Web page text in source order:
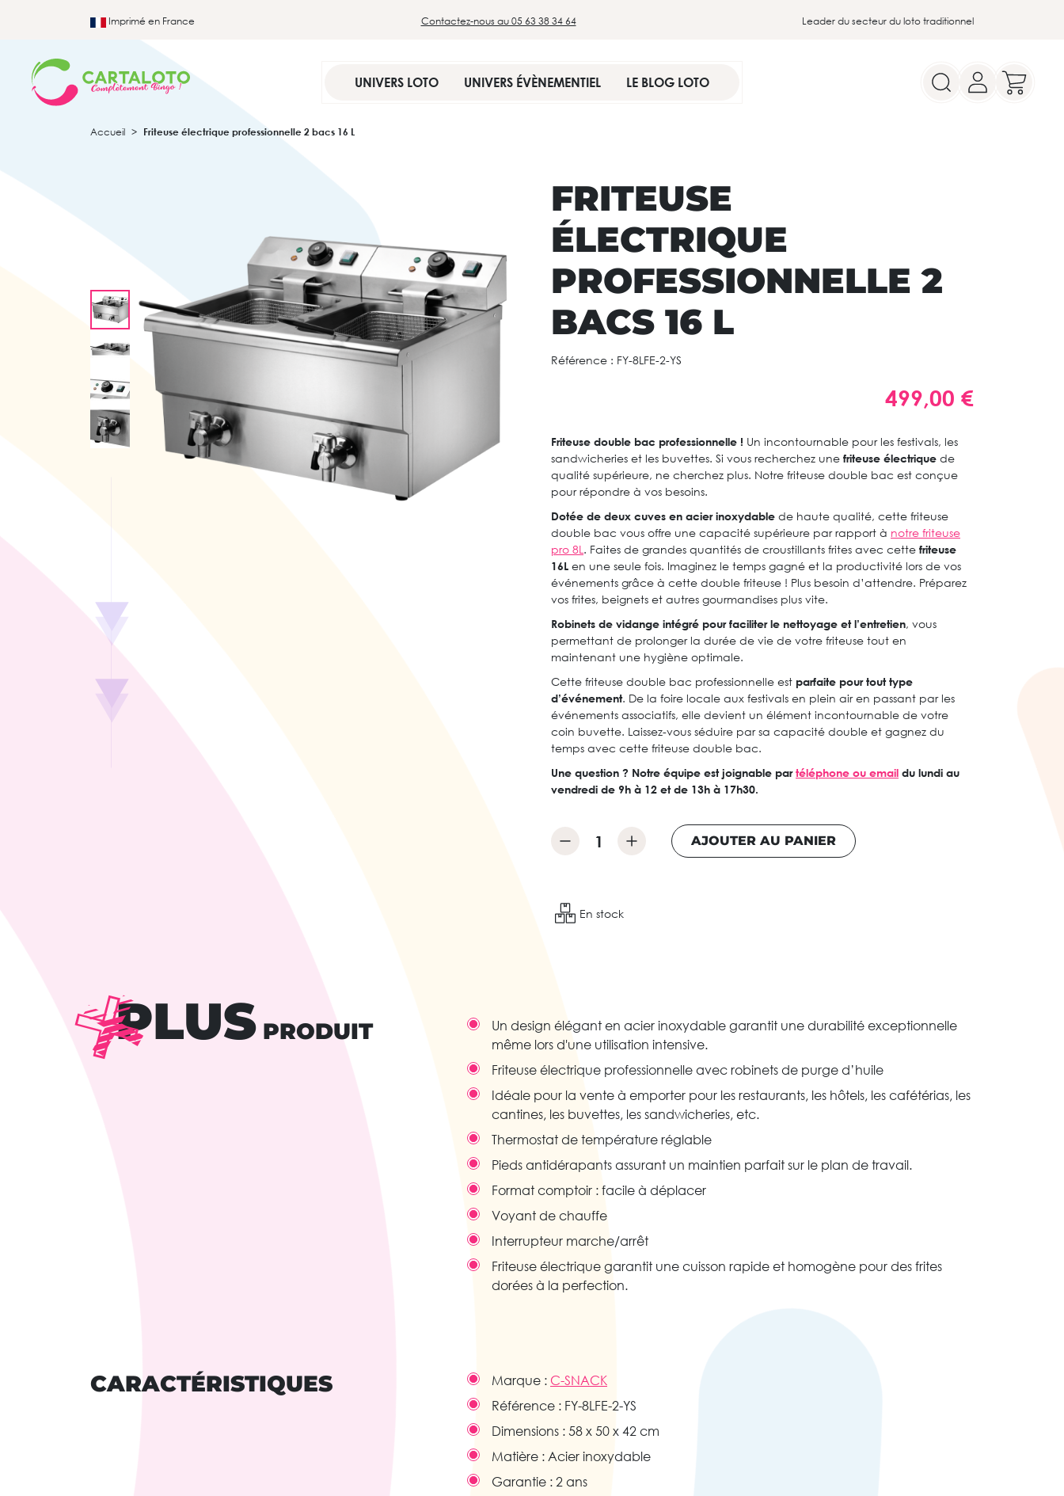
Imprimé en France Contactez-nous au 05 63 38 34 64 Leader du secteur du loto traditionnel
UNIVERS LOTO UNIVERS ÉVÈNEMENTIEL LE BLOG LOTO
Accueil Friteuse électrique professionnelle 2 bacs 16 L
FRITEUSE
ÉLECTRIQUE
PROFESSIONNELLE 2
BACS 16 L
Référence : FY-8LFE-2-YS
499,00 €
Friteuse double bac professionnelle ! Un incontournable pour les festivals, les
sandwicheries et les buvettes. Si vous recherchez une friteuse électrique de
qualité supérieure, ne cherchez plus. Notre friteuse double bac est conçue
pour répondre à vos besoins.
Dotée de deux cuves en acier inoxydable de haute qualité, cette friteuse
double bac vous offre une capacité supérieure par rapport à notre friteuse
pro 8L . Faites de grandes quantités de croustillants frites avec cette friteuse
16L en une seule fois. Imaginez le temps gagné et la productivité lors de vos
événements grâce à cette double friteuse ! Plus besoin d’attendre. Préparez
vos frites, beignets et autres gourmandises plus vite.
Robinets de vidange intégré pour faciliter le nettoyage et l’entretien, vous
permettant de prolonger la durée de vie de votre friteuse tout en
maintenant une hygiène optimale.
Cette friteuse double bac professionnelle est parfaite pour tout type
d’événement. De la foire locale aux festivals en plein air en passant par les
événements associatifs, elle devient un élément incontournable de votre
coin buvette. Laissez-vous séduire par sa capacité double et gagnez du
temps avec cette friteuse double bac.
Une question ? Notre équipe est joignable partéléphone ou email du lundi au
vendredi de 9h à 12 et de 13h à 17h30.
AJOUTER AU PANIER
En stock
PLUS PRODUIT
Un design élégant en acier inoxydable garantit une durabilité exceptionnelle
même lors d'une utilisation intensive.
Friteuse électrique professionnelle avec robinets de purge d’huile
Idéale pour la vente à emporter pour les restaurants, les hôtels, les cafétérias, les
cantines, les buvettes, les sandwicheries, etc.
Thermostat de température réglable
Pieds antidérapants assurant un maintien parfait sur le plan de travail.
Format comptoir : facile à déplacer
Voyant de chauffe
Interrupteur marche/arrêt
Friteuse électrique garantit une cuisson rapide et homogène pour des frites
dorées à la perfection.
CARACTÉRISTIQUES Marque : C-SNACK
Référence : FY-8LFE-2-YS
Dimensions : 58 x 50 x 42 cm
Matière : Acier inoxydable
Garantie : 2 ans